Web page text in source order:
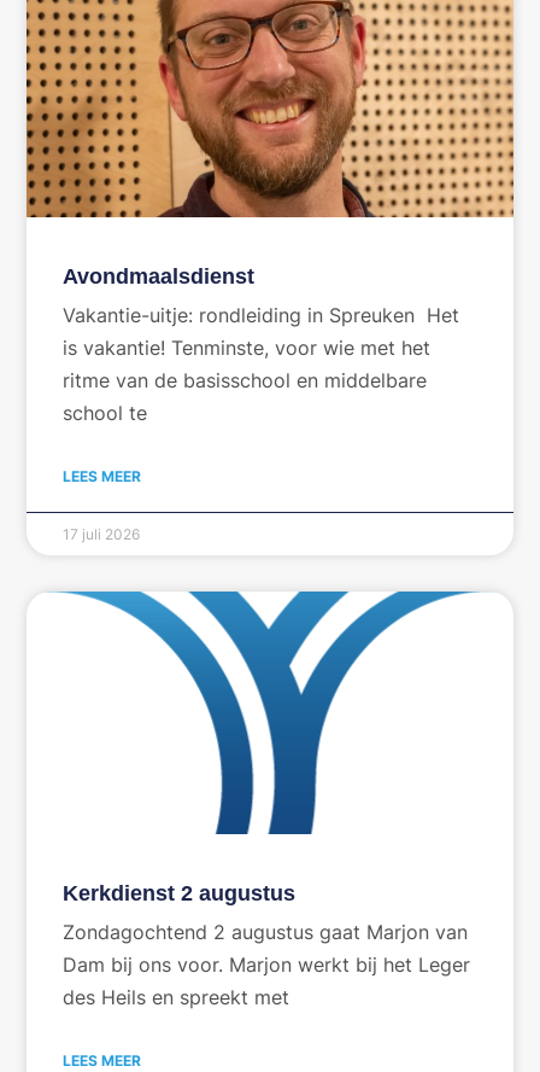
Avondmaalsdienst
Vakantie-uitje: rondleiding in Spreuken Het
is vakantie! Tenminste, voor wie met het
ritme van de basisschool en middelbare
school te
LEES MEER
17 juli 2026
Kerkdienst 2 augustus
Zondagochtend 2 augustus gaat Marjon van
Dam bij ons voor. Marjon werkt bij het Leger
des Heils en spreekt met
LEES MEER